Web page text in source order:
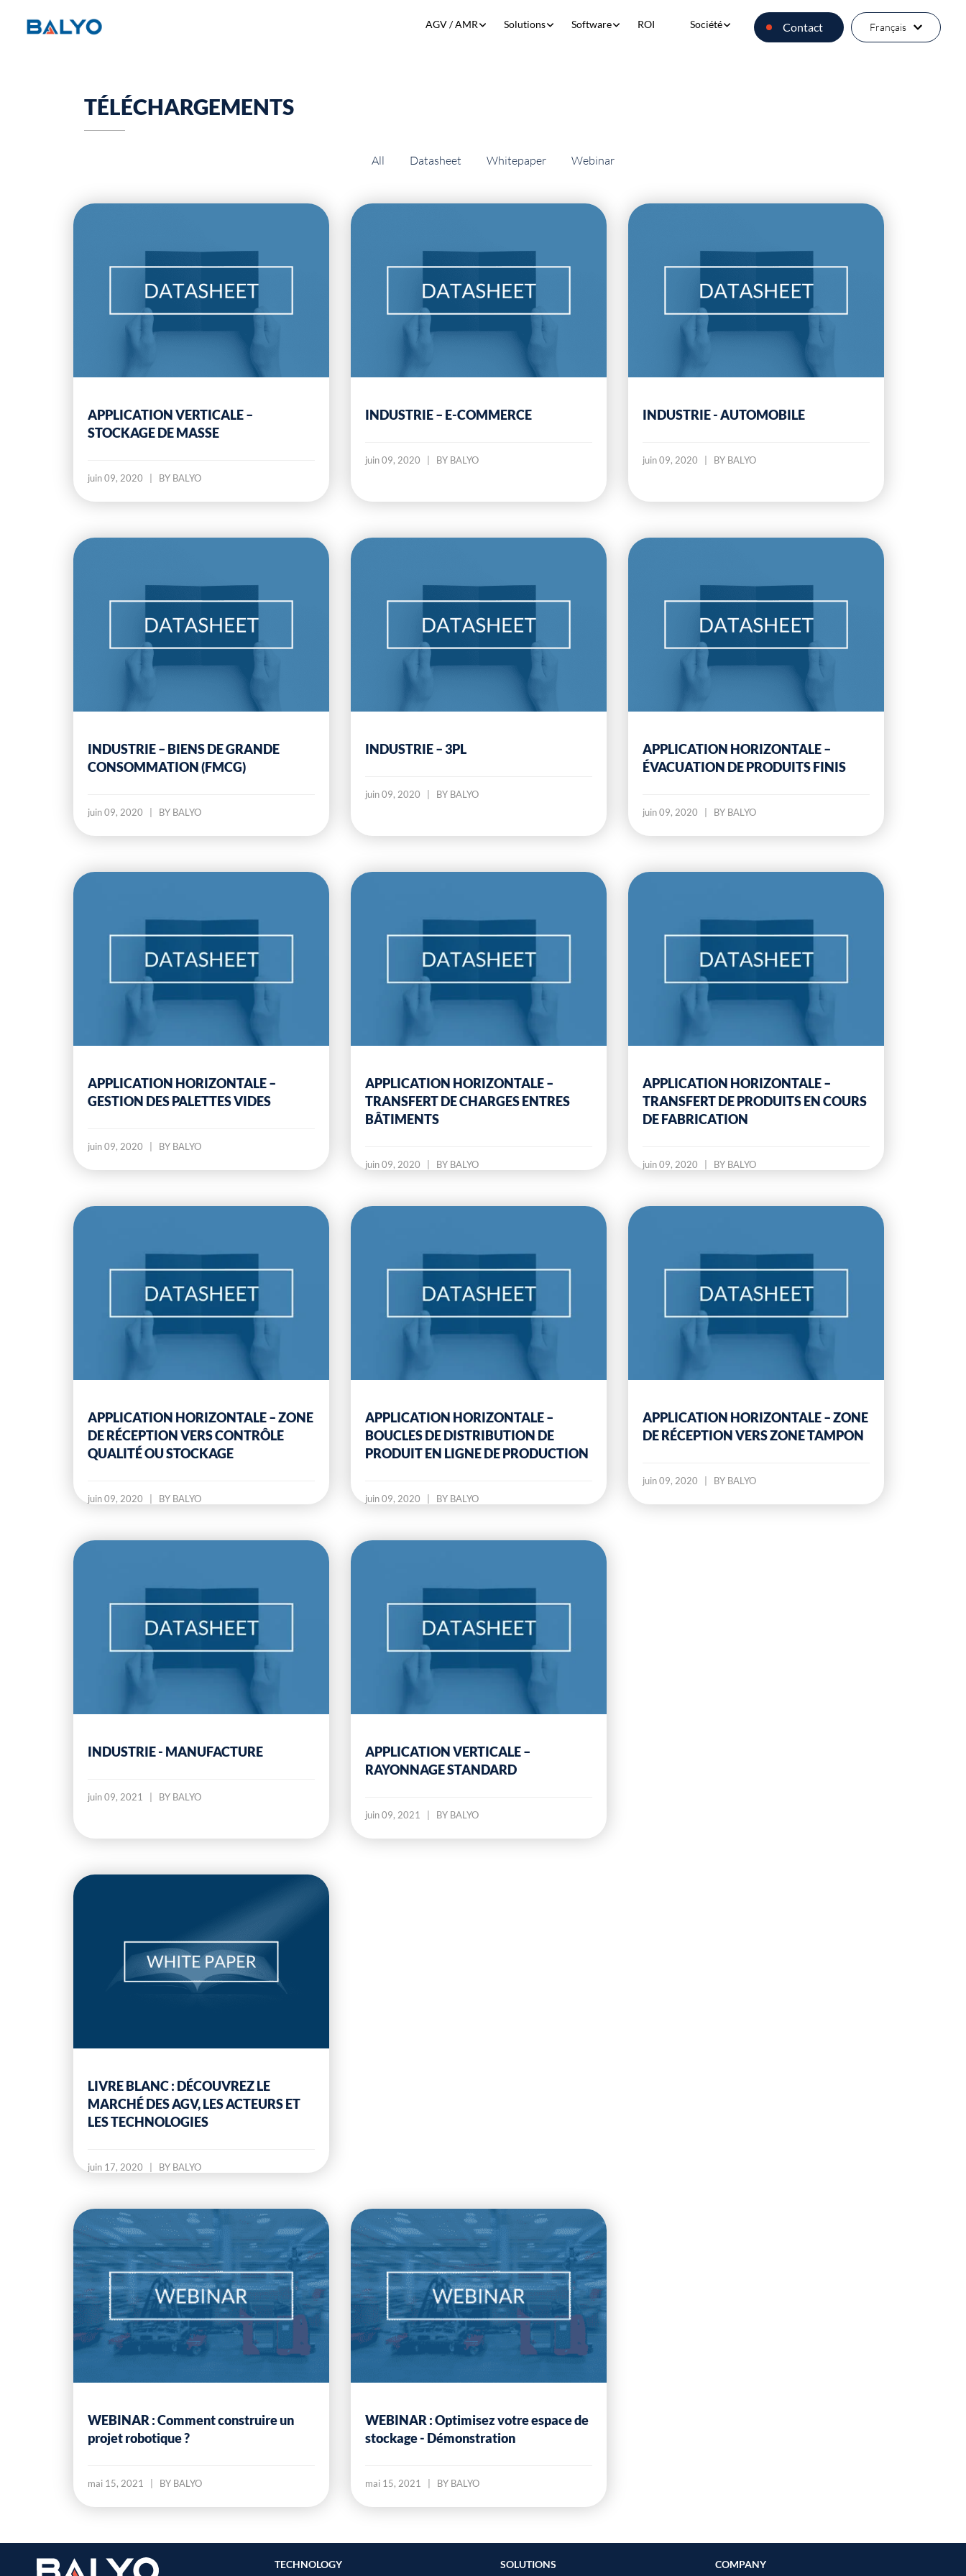
AGV / AMRShow submenu for AGV / AMR
SolutionsShow submenu for Solutions
SoftwareShow submenu for Software
ROI SociétéShow submenu for Société
Contact Français
TÉLÉCHARGEMENTS
All Datasheet Whitepaper Webinar
APPLICATION VERTICALE –
STOCKAGE DE MASSE
juin 09, 2020 BY BALYO
INDUSTRIE – E-COMMERCE
juin 09, 2020 BY BALYO
INDUSTRIE - AUTOMOBILE
juin 09, 2020 BY BALYO
INDUSTRIE – BIENS DE GRANDE
CONSOMMATION (FMCG)
juin 09, 2020 BY BALYO
INDUSTRIE – 3PL
juin 09, 2020 BY BALYO
APPLICATION HORIZONTALE –
ÉVACUATION DE PRODUITS FINIS
juin 09, 2020 BY BALYO
APPLICATION HORIZONTALE –
GESTION DES PALETTES VIDES
juin 09, 2020 BY BALYO
APPLICATION HORIZONTALE –
TRANSFERT DE CHARGES ENTRES
BÂTIMENTS
juin 09, 2020 BY BALYO
APPLICATION HORIZONTALE –
TRANSFERT DE PRODUITS EN COURS
DE FABRICATION
juin 09, 2020 BY BALYO
APPLICATION HORIZONTALE – ZONE
DE RÉCEPTION VERS CONTRÔLE
QUALITÉ OU STOCKAGE
juin 09, 2020 BY BALYO
APPLICATION HORIZONTALE –
BOUCLES DE DISTRIBUTION DE
PRODUIT EN LIGNE DE PRODUCTION
juin 09, 2020 BY BALYO
APPLICATION HORIZONTALE – ZONE
DE RÉCEPTION VERS ZONE TAMPON
juin 09, 2020 BY BALYO
INDUSTRIE - MANUFACTURE
juin 09, 2021 BY BALYO
APPLICATION VERTICALE –
RAYONNAGE STANDARD
juin 09, 2021 BY BALYO
LIVRE BLANC : DÉCOUVREZ LE
MARCHÉ DES AGV, LES ACTEURS ET
LES TECHNOLOGIES
juin 17, 2020 BY BALYO
WEBINAR : Comment construire un
projet robotique ?
mai 15, 2021 BY BALYO
WEBINAR : Optimisez votre espace de
stockage - Démonstration
mai 15, 2021 BY BALYO
TECHNOLOGY SOLUTIONS COMPANY